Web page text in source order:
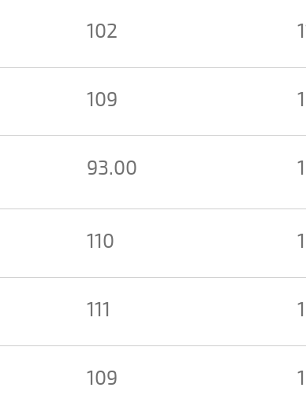
102
109
93.00
110
111
109